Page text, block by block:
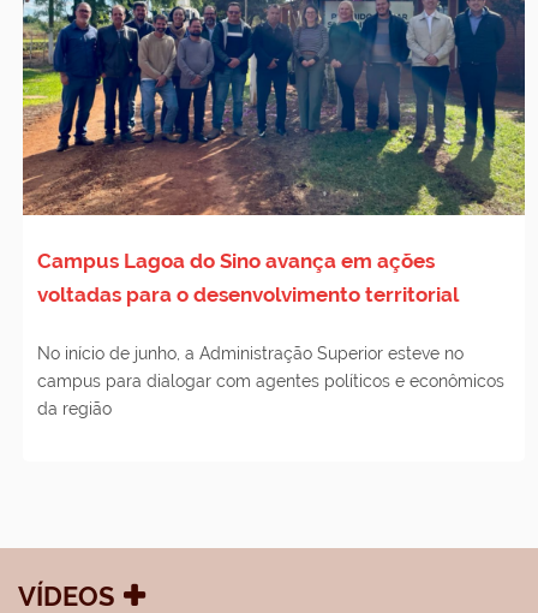
Campus Lagoa do Sino avança em ações
voltadas para o desenvolvimento territorial
No início de junho, a Administração Superior esteve no
campus para dialogar com agentes políticos e econômicos
da região
VÍDEOS